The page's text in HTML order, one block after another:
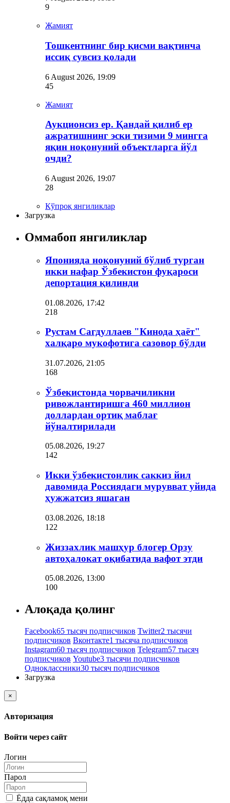
9
Жамият
Тошкентнинг бир қисми вақтинча
иссиқ сувсиз қолади
6 August 2026, 19:09
45
Жамият
Аукционсиз ер. Қандай қилиб ер
ажратишнинг эски тизими 9 мингга
яқин ноқонуний объектларга йўл
очди?
6 August 2026, 19:07
28
Кўпроқ янгиликлар
Загрузка
Оммабоп янгиликлар
Японияда ноқонуний бўлиб турган
икки нафар Ўзбекистон фуқароси
депортация қилинди
01.08.2026, 17:42
218
Рустам Сагдуллаев "Кинода ҳаёт"
халқаро мукофотига сазовор бўлди
31.07.2026, 21:05
168
Ўзбекистонда чорвачиликни
ривожлантиришга 460 миллион
доллардан ортиқ маблағ
йўналтирилади
05.08.2026, 19:27
142
Икки ўзбекистонлик саккиз йил
давомида Россиядаги мурувват уйида
ҳужжатсиз яшаган
03.08.2026, 18:18
122
Жиззахлик машҳур блогер Орзу
автоҳалокат оқибатида вафот этди
05.08.2026, 13:00
100
Алоқада қолинг
Facebook65 тысяч подписчиков Twitter2 тысячи
подписчиков Вконтакте1 тысяча подписчиков
Instagram60 тысяч подписчиков Telegram57 тысяч
подписчиков Youtube3 тысячи подписчиков
Одноклассники30 тысяч подписчиков
Загрузка
×
Авторизация
Войти через сайт
Логин
Парол
Ёдда сақламоқ мени